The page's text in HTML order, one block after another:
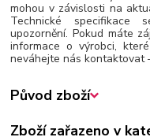
mohou v závislosti na
Technické specifikace
upozornění. Pokud máte
informace o výrobci,
neváhejte nás kontaktovat
Původ zboží
Zboží zařazeno v